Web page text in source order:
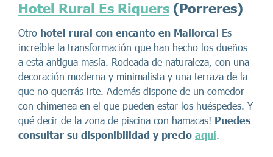
Hotel Rural Es Riquers (Porreres)
Otro hotel rural con encanto en Mallorca! Es
increíble la transformación que han hecho los dueños
a esta antigua masía. Rodeada de naturaleza, con una
decoración moderna y minimalista y una terraza de la
que no querrás irte. Además dispone de un comedor
con chimenea en el que pueden estar los huéspedes. Y
qué decir de la zona de piscina con hamacas! Puedes
consultar su disponibilidad y precio aquí.